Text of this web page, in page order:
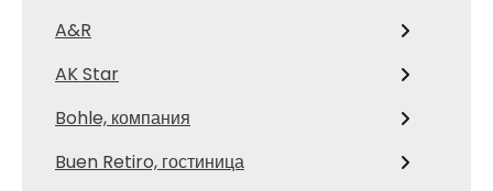
A&R
AK Star
Bohle, компания
Buen Retiro, гостиница